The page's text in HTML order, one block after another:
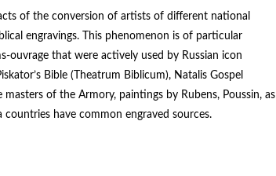
of the conversion of artists of different national
engravings. This phenomenon is of particular
that were actively used by Russian icon
Bible (Theatrum Biblicum), Natalis Gospel
of the Armory, paintings by Rubens, Poussin, as
have common engraved sources.